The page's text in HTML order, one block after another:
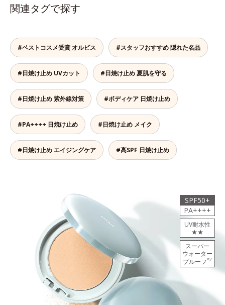
関連タグで探す
#ベストコスメ受賞 オルビス #スタッフおすすめ 隠れた名品
#日焼け止め UVカット #日焼け止め 夏肌を守る
#日焼け止め 紫外線対策 #ボディケア 日焼け止め
#PA++++ 日焼け止め #日焼け止め メイク
#日焼け止め エイジングケア #高SPF 日焼け止め
SPF50+
PA++++
UV耐水性
★★
スーパー
ウォーター
プルーフ*2